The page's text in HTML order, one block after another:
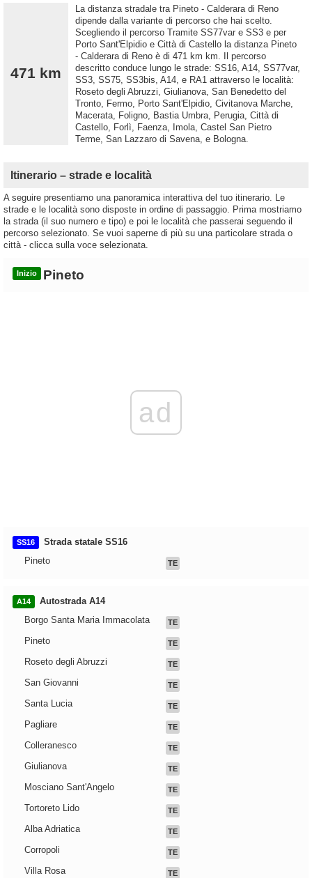
471 km
La distanza stradale tra Pineto - Calderara di Reno
dipende dalla variante di percorso che hai scelto.
Scegliendo il percorso Tramite SS77var e SS3 e per
Porto Sant'Elpidio e Città di Castello la distanza Pineto
- Calderara di Reno è di 471 km km. Il percorso
descritto conduce lungo le strade: SS16, A14, SS77var,
SS3, SS75, SS3bis, A14, e RA1 attraverso le località:
Roseto degli Abruzzi, Giulianova, San Benedetto del
Tronto, Fermo, Porto Sant'Elpidio, Civitanova Marche,
Macerata, Foligno, Bastia Umbra, Perugia, Città di
Castello, Forlì, Faenza, Imola, Castel San Pietro
Terme, San Lazzaro di Savena, e Bologna.
Itinerario – strade e località
A seguire presentiamo una panoramica interattiva del tuo itinerario. Le
strade e le località sono disposte in ordine di passaggio. Prima mostriamo
la strada (il suo numero e tipo) e poi le località che passerai seguendo il
percorso selezionato. Se vuoi saperne di più su una particolare strada o
città - clicca sulla voce selezionata.
Inizio Pineto
ad
SS16
Strada statale SS16
Pineto
TE
A14
Autostrada A14
Borgo Santa Maria Immacolata
TE
Pineto TE
Roseto degli Abruzzi TE
San Giovanni TE
Santa Lucia TE
Pagliare TE
Colleranesco TE
Giulianova TE
Mosciano Sant'Angelo TE
Tortoreto Lido TE
Alba Adriatica TE
Corropoli TE
Villa Rosa TE